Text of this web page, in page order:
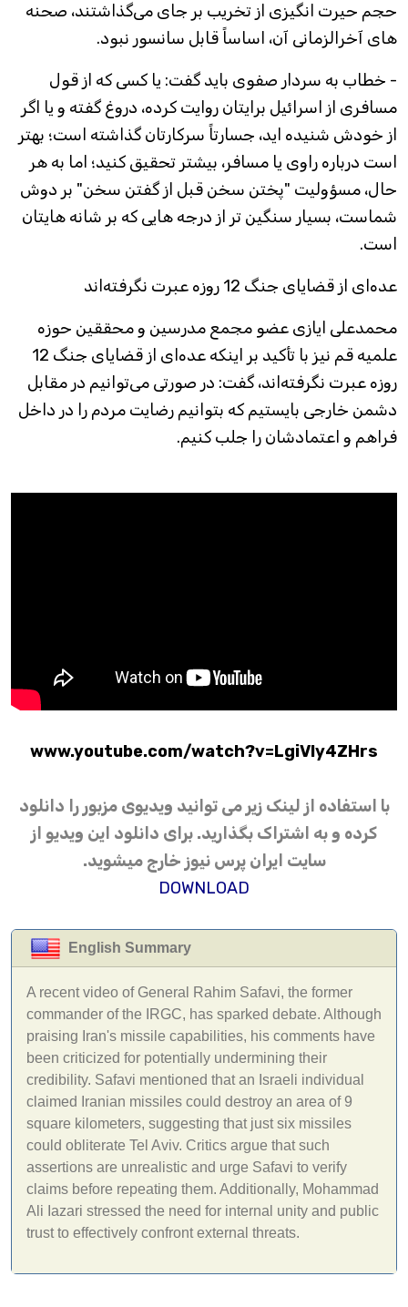
حجم حیرت انگیزی از تخریب بر جای می‌گذاشتند، صحنه
های آخرالزمانی آن، اساساً قابل سانسور نبود.
- خطاب به سردار صفوی باید گفت: یا کسی که از قول
مسافری از اسرائیل برایتان روایت کرده، دروغ گفته و یا اگر
از خودش شنیده اید، جسارتاً سرکارتان گذاشته است؛ بهتر
است درباره راوی یا مسافر، بیشتر تحقیق کنید؛ اما به هر
حال، مسؤولیت "پختن سخن قبل از گفتن سخن" بر دوش
شماست، بسیار سنگین تر از درجه هایی که بر شانه هایتان
است.
عده‌ای از قضایای جنگ 12 روزه عبرت نگرفته‌اند
محمدعلی ایازی عضو مجمع مدرسین و محققین حوزه
علمیه قم نیز با تأکید بر اینکه عده‌ای از قضایای جنگ 12
روزه عبرت نگرفته‌اند، گفت: در صورتی می‌توانیم در مقابل
دشمن خارجی بایستیم که بتوانیم رضایت مردم را در داخل
فراهم و اعتمادشان را جلب کنیم.
www.youtube.com/watch?v=LgiVly4ZHrs
با استفاده از لینک زیر می توانید ویدیوی مزبور را دانلود
کرده و به اشتراک بگذارید. برای دانلود این ویدیو از
سایت ایران پرس نیوز خارج میشوید.
DOWNLOAD
English Summary
A recent video of General Rahim Safavi, the former
commander of the IRGC, has sparked debate. Although
praising Iran's missile capabilities, his comments have
been criticized for potentially undermining their
credibility. Safavi mentioned that an Israeli individual
claimed Iranian missiles could destroy an area of 9
square kilometers, suggesting that just six missiles
could obliterate Tel Aviv. Critics argue that such
assertions are unrealistic and urge Safavi to verify
claims before repeating them. Additionally, Mohammad
Ali Iazari stressed the need for internal unity and public
trust to effectively confront external threats.